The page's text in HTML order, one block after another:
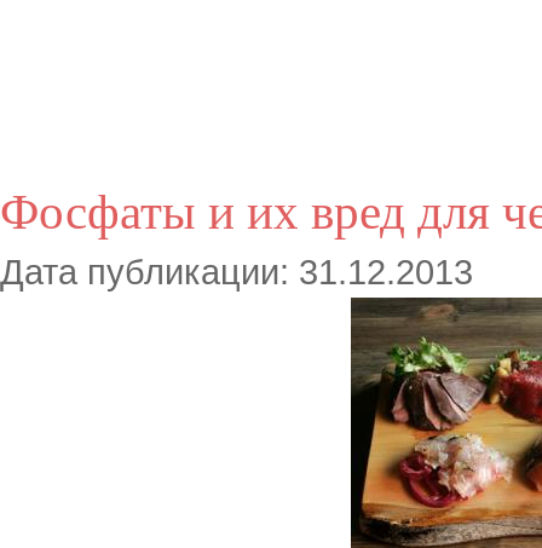
Фосфаты и их вред для
Дата публикации: 31.12.2013